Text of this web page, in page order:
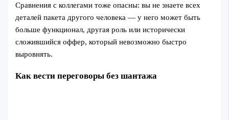
Сравнения с коллегами тоже опасны: вы не знаете всех
деталей пакета другого человека — у него может быть
больше функционал, другая роль или исторически
сложившийся оффер, который невозможно быстро
выровнять.
Как вести переговоры без шантажа